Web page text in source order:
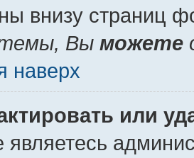
внизу страниц
Вы можете
наверх
или
являетесь